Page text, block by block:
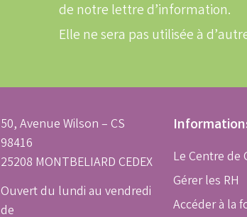
de notre lettre d’information.
Elle ne sera pas utilisée à
50, Avenue Wilson – CS
98416
25208 MONTBELIARD CEDEX
Ouvert du lundi au vendredi
de
Le Centre de
Gérer les RH
Accéder à la